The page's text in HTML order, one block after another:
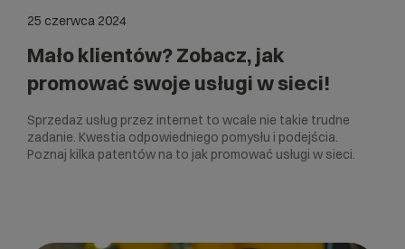
25 czerwca 2024
Mało klientów? Zobacz, jak
promować swoje usługi w sieci!
Sprzedaż usług przez internet to wcale nie takie trudne
zadanie. Kwestia odpowiedniego pomysłu i podejścia.
Poznaj kilka patentów na to jak promować usługi w sieci.